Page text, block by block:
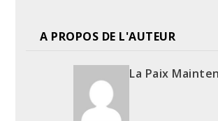
A PROPOS DE L'AUTEUR
La Paix